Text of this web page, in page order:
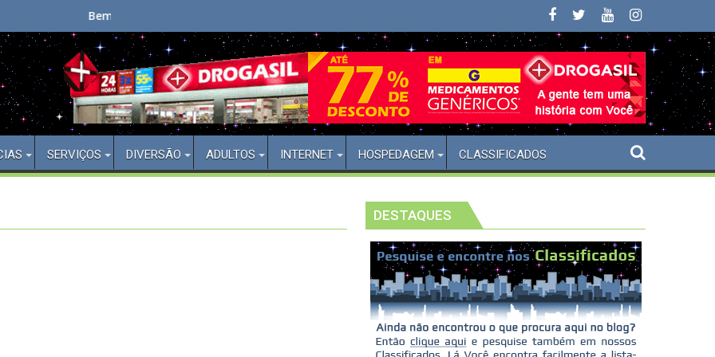
ao Aberto 24 Horas Drogasil -
SERVIÇOS DIVERSÃO ADULTOS INTERNET HOSPEDAGEM CLASSIFICADOS
DESTAQUES